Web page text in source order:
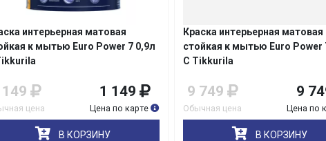
Краска интерьерная матовая
стойкая к мытью Euro Power 7 9,0л
С Tikkurila
9 749
Обычная цена
9 749
Цена по карте
В КОРЗИНУ
Краска акриловая для
белоснежная 14,0кг
1 549
Обычная цена
1
Цена
В КОРЗИНУ
недели Остались вопросы?
8 800 302-02-51
plait.ru